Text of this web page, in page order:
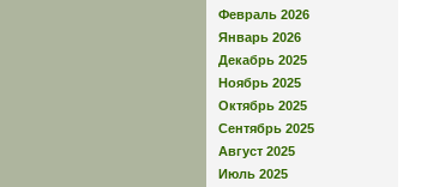
Февраль 2026
Январь 2026
Декабрь 2025
Ноябрь 2025
Октябрь 2025
Сентябрь 2025
Август 2025
Июль 2025